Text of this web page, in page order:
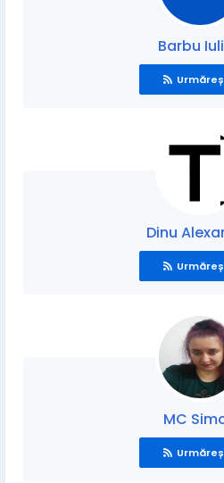
Barbu
Dinu
MC